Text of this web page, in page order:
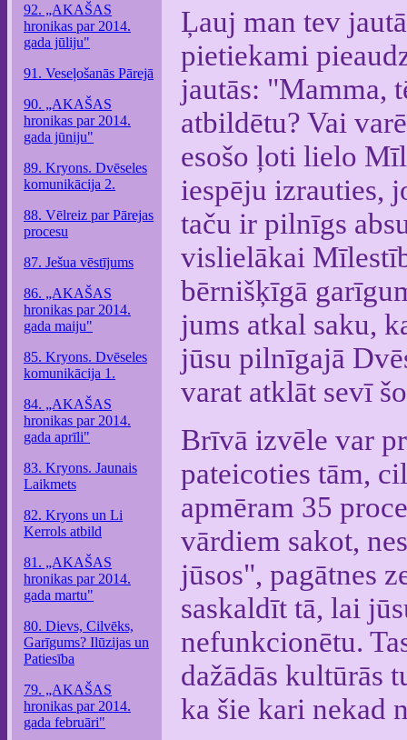
92. „AKAŠAS
hronikas par 2014.
gada jūliju"
91. Veseļošanās Pārejā
90. „AKAŠAS
hronikas par 2014.
gada jūniju"
89. Kryons. Dvēseles
komunikācija 2.
88. Vēlreiz par Pārejas
procesu
87. Ješua vēstījums
86. „AKAŠAS
hronikas par 2014.
gada maiju"
85. Kryons. Dvēseles
komunikācija 1.
84. „AKAŠAS
hronikas par 2014.
gada aprīli"
83. Kryons. Jaunais
Laikmets
82. Kryons un Li
Kerrols atbild
81. „AKAŠAS
hronikas par 2014.
gada martu"
80. Dievs, Cilvēks,
Garīgums? Ilūzijas un
Patiesība
79. „AKAŠAS
hronikas par 2014.
gada februāri"
Ļauj man tev
pietiekami
jautās: "Mamma,
atbildētu? Vai
esošo ļoti lielo
iespēju izrauties,
taču ir pilnīgs
vislielākai
bērnišķīgā
jums atkal saku,
jūsu pilnīgajā
varat atklāt sevī
Brīvā izvēle var
pateicoties tām,
apmēram 35
vārdiem sakot,
jūsos", pagātnes
saskaldīt tā, lai
nefunkcionētu.
dažādās kultūrās
ka šie kari nekad